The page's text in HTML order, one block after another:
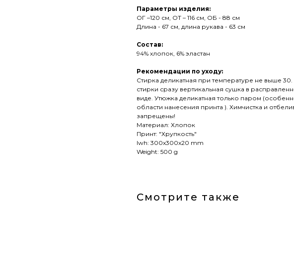
Параметры изделия:
ОГ –120 см, ОТ – 116 см, ОБ - 88 см
Длина - 67 см, длина рукава - 63 см
Состав:
94% хлопок, 6% эластан
Рекомендации по уходу:
Стирка деликатная при температуре не выше
стирки сразу вертикальная сушка в
виде. Утюжка деликатная только паром
области нанесения принта ). Химчистка и
запрещены!
Материал: Хлопок
Принт: "Хрупкость"
lwh: 300x300x20 mm
Weight: 500 g
Смотрите также